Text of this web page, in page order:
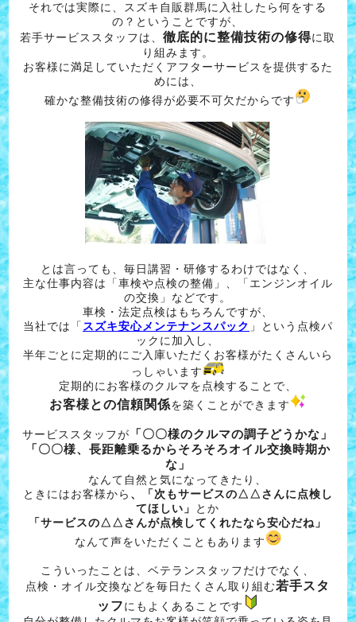
それでは実際に、スズキ自販群馬に入社したら何をする
の？ということですが、
若手サービススタッフは、徹底的に整備技術の修得に取
り組みます。
お客様に満足していただくアフターサービスを提供するた
めには、
確かな整備技術の修得が必要不可欠だからです
とは言っても、毎日講習・研修するわけではなく、
主な仕事内容は「車検や点検の整備」、「エンジンオイル
の交換」などです。
車検・法定点検はもちろんですが、
当社では「 スズキ安心メンテナンスパック 」という点検パ
ックに加入し、
半年ごとに定期的にご入庫いただくお客様がたくさんいら
っしゃいます
定期的にお客様のクルマを点検することで、
お客様との信頼関係を築くことができます
サービススタッフが 「〇〇様のクルマの調子どうかな」
「〇〇様、長距離乗るからそろそろオイル交換時期か
な」
なんて自然と気になってきたり、
ときにはお客様から 、「次もサービスの△△さんに点検し
てほしい」 とか
「サービスの△△さんが点検してくれたなら安心だね」
なんて声をいただくこともあります
こういったことは、ベテランスタッフだけでなく、
点検・オイル交換などを毎日たくさん取り組む若手スタ
ッフにもよくあることです